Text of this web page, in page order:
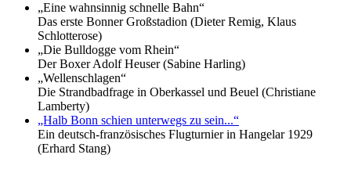
„Eine wahnsinnig schnelle Bahn“
Das erste Bonner Großstadion (Dieter Remig, Klaus
Schlotterose)
„Die Bulldogge vom Rhein“
Der Boxer Adolf Heuser (Sabine Harling)
„Wellenschlagen“
Die Strandbadfrage in Oberkassel und Beuel (Christiane
Lamberty)
„Halb Bonn schien unterwegs zu sein...“
Ein deutsch-französisches Flugturnier in Hangelar 1929
(Erhard Stang)